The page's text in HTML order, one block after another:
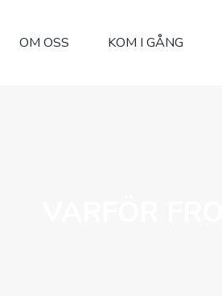
OM OSS KOM I GÅNG